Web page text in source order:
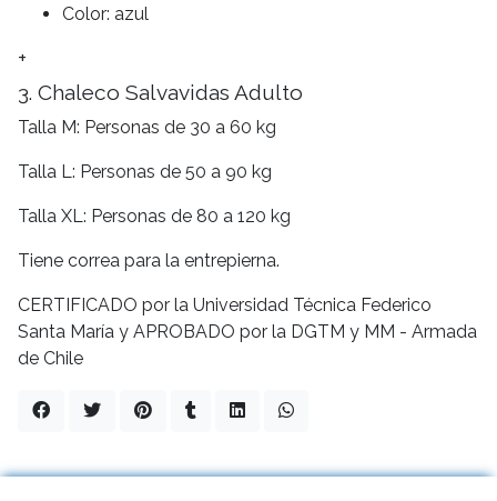
Color: azul
+
3. Chaleco Salvavidas Adulto
Talla M: Personas de 30 a 60 kg
Talla L: Personas de 50 a 90 kg
Talla XL: Personas de 80 a 120 kg
Tiene correa para la entrepierna.
CERTIFICADO por la Universidad Técnica Federico
Santa María y APROBADO por la DGTM y MM - Armada
de Chile